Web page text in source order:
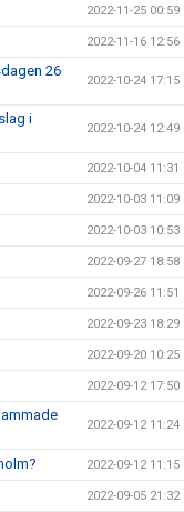
2022-11-25 00:59
2022-11-16 12:56
26
2022-10-24 17:15
i
2022-10-24 12:49
2022-10-04 11:31
2022-10-03 11:09
2022-10-03 10:53
2022-09-27 18:58
2022-09-26 11:51
2022-09-23 18:29
2022-09-20 10:25
2022-09-12 17:50
2022-09-12 11:24
2022-09-12 11:15
2022-09-05 21:32